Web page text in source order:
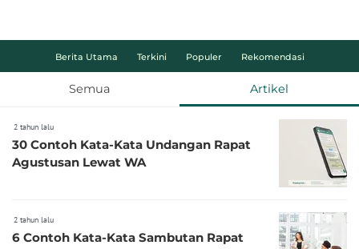
Berita Utama Terkini Populer Rekomendasi
Semua Artikel
2 tahun lalu
30 Contoh Kata-Kata Undangan Rapat
Agustusan Lewat WA
2 tahun lalu
6 Contoh Kata-Kata Sambutan Rapat